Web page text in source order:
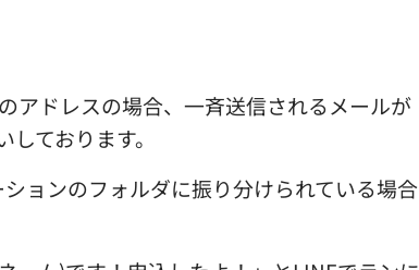
アドレスの場合、一斉送信されるメールが
ております。
ョンのフォルダに振り分けられている場合